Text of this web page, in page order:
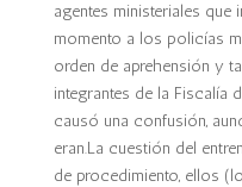
agentes ministeriales que
momento a los policías
orden de aprehensión y
integrantes de la Fiscalía
causó una confusión,
eran.La cuestión del
de procedimiento, ellos